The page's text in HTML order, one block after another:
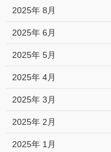
2025年 8月
2025年 6月
2025年 5月
2025年 4月
2025年 3月
2025年 2月
2025年 1月